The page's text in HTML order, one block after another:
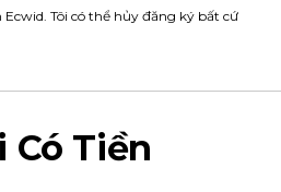
Tôi có thể hủy đăng ký bất cứ
Có Tiền